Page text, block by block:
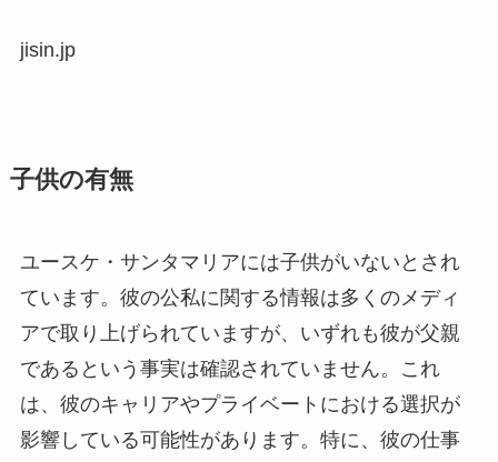
jisin.jp
子供の有無
ユースケ・サンタマリアには子供がいないとされ
ています。彼の公私に関する情報は多くのメディ
アで取り上げられていますが、いずれも彼が父親
であるという事実は確認されていません。これ
は、彼のキャリアやプライベートにおける選択が
影響している可能性があります。特に、彼の仕事